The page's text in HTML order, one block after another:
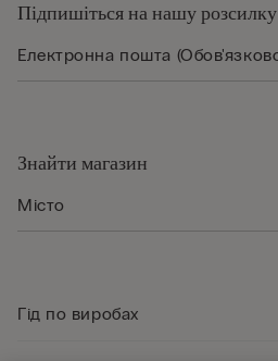
Підпишіться на нашу розсилку
Знайти магазин
Гід по виробах